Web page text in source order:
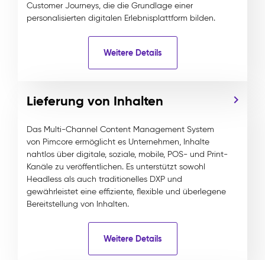
Customer Journeys, die die Grundlage einer
personalisierten digitalen Erlebnisplattform bilden.
Weitere Details
Lieferung von Inhalten
Das Multi-Channel Content Management System
von Pimcore ermöglicht es Unternehmen, Inhalte
nahtlos über digitale, soziale, mobile, POS- und Print-
Kanäle zu veröffentlichen. Es unterstützt sowohl
Headless als auch traditionelles DXP und
gewährleistet eine effiziente, flexible und überlegene
Bereitstellung von Inhalten.
Weitere Details